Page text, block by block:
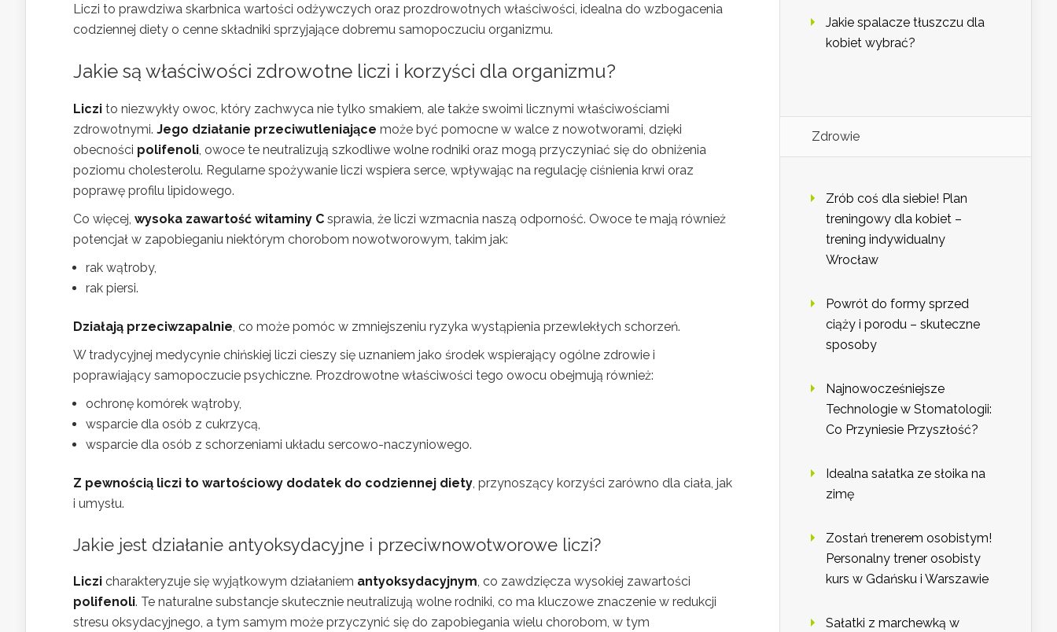
Liczi to prawdziwa skarbnica wartości odżywczych oraz prozdrowotnych właściwości, idealna do wzbogacenia
codziennej diety o cenne składniki sprzyjające dobremu samopoczuciu organizmu.
Jakie są właściwości zdrowotne liczi i korzyści dla organizmu?
Liczi to niezwykły owoc, który zachwyca nie tylko smakiem, ale także swoimi licznymi właściwościami
zdrowotnymi. Jego działanie przeciwutleniające może być pomocne w walce z nowotworami, dzięki
obecności polifenoli, owoce te neutralizują szkodliwe wolne rodniki oraz mogą przyczyniać się do obniżenia
poziomu cholesterolu. Regularne spożywanie liczi wspiera serce, wpływając na regulację ciśnienia krwi oraz
poprawę profilu lipidowego.
Co więcej, wysoka zawartość witaminy C sprawia, że liczi wzmacnia naszą odporność. Owoce te mają również
potencjał w zapobieganiu niektórym chorobom nowotworowym, takim jak:
rak wątroby,
rak piersi.
Działają przeciwzapalnie, co może pomóc w zmniejszeniu ryzyka wystąpienia przewlekłych schorzeń.
W tradycyjnej medycynie chińskiej liczi cieszy się uznaniem jako środek wspierający ogólne zdrowie i
poprawiający samopoczucie psychiczne. Prozdrowotne właściwości tego owocu obejmują również:
ochronę komórek wątroby,
wsparcie dla osób z cukrzycą,
wsparcie dla osób z schorzeniami układu sercowo-naczyniowego.
Z pewnością liczi to wartościowy dodatek do codziennej diety, przynoszący korzyści zarówno dla ciała, jak
i umysłu.
Jakie jest działanie antyoksydacyjne i przeciwnowotworowe liczi?
Liczi charakteryzuje się wyjątkowym działaniem antyoksydacyjnym, co zawdzięcza wysokiej zawartości
polifenoli. Te naturalne substancje skutecznie neutralizują wolne rodniki, co ma kluczowe znaczenie w redukcji
stresu oksydacyjnego, a tym samym może przyczynić się do zapobiegania wielu chorobom, w tym
Jakie spalacze tłuszczu dla
kobiet wybrać?
Zdrowie
Zrób coś dla siebie! Plan
treningowy dla kobiet –
trening indywidualny
Wrocław
Powrót do formy sprzed
ciąży i porodu – skuteczne
sposoby
Najnowocześniejsze
Technologie w Stomatologii:
Co Przyniesie Przyszłość?
Idealna sałatka ze słoika na
zimę
Zostań trenerem osobistym!
Personalny trener osobisty
kurs w Gdańsku i Warszawie
Sałatki z marchewką w